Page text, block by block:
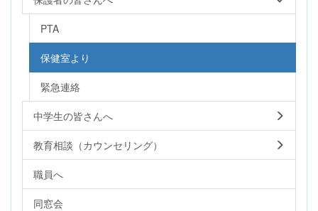
PTA
保健室より
緊急連絡
中学生の皆さんへ
教育相談（カウンセリング）
職員へ
同窓会